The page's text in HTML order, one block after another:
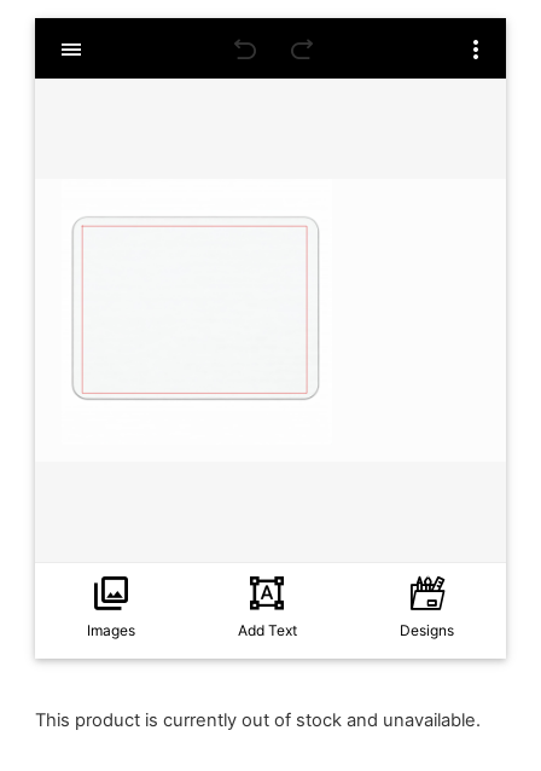
Images Add Text Designs
This product is currently out of stock and unavailable.